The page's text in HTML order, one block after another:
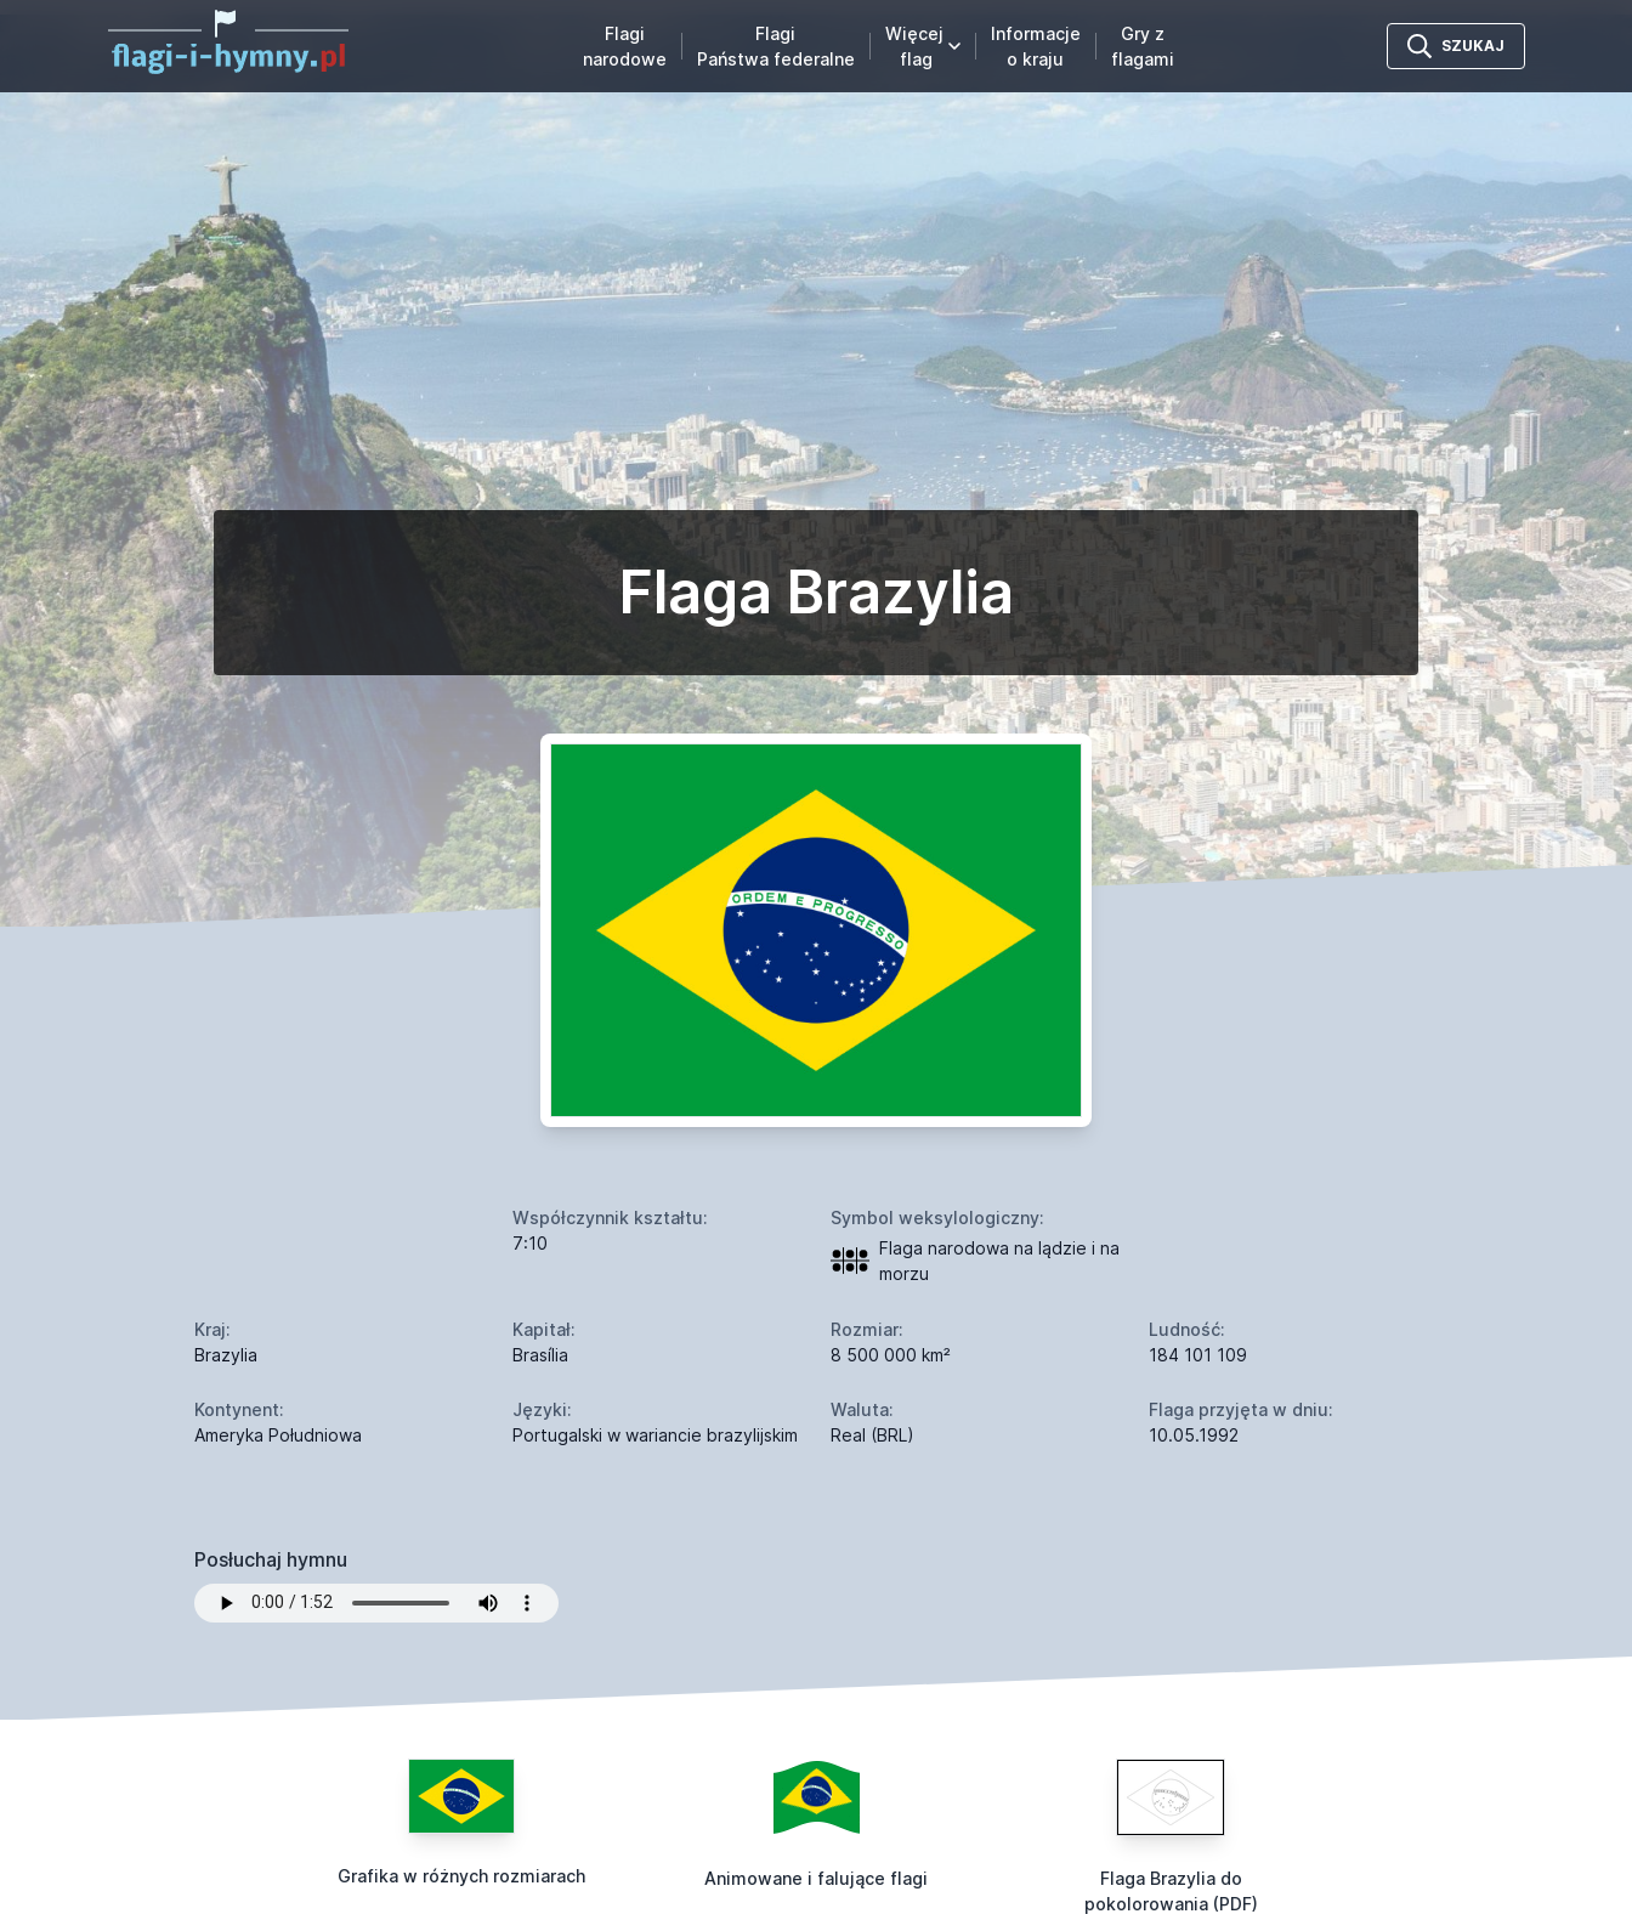
Flagi
narodowe
Flagi
Państwa federalne
Więcej
flag
Informacje
o kraju
Gry z
flagami
SZUKAJ
Flaga Brazylia
Współczynnik kształtu:
7:10
Symbol weksylologiczny:
Flaga narodowa na lądzie i na
morzu
Kraj:
Brazylia
Kapitał:
Brasília
Rozmiar:
8 500 000 km²
Ludność:
184 101 109
Kontynent:
Ameryka Południowa
Języki:
Portugalski w wariancie brazylijskim
Waluta:
Real (BRL)
Flaga przyjęta w dniu:
10.05.1992
Posłuchaj hymnu
Grafika w różnych rozmiarach Animowane i falujące flagi
Flaga Brazylia do
pokolorowania (PDF)